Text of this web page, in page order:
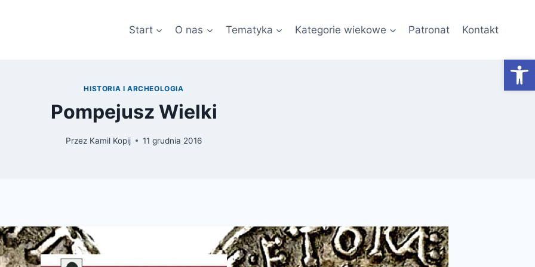
Start O nas Tematyka Kategorie wiekowe Patronat Kontakt
HISTORIA I ARCHEOLOGIA
Pompejusz Wielki
Przez Kamil Kopij 11 grudnia 2016